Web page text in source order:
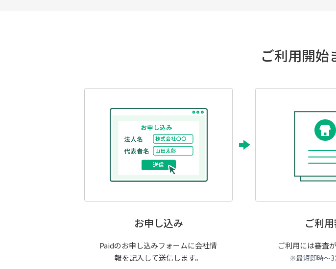
ご利用開始
お申し込み
Paidのお申し込みフォームに会社情
報を記入して送信します。
ご利
ご利用には審査
※最短即時～3